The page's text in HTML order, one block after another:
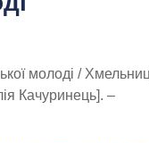
молоді /
Качуринець]. –